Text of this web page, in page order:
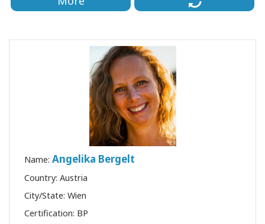
Name: Angelika Bergelt
Country: Austria
City/State: Wien
Certification: BP